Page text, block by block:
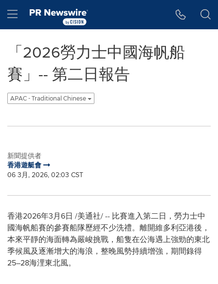
Hamburger menu
「2026勞力士中國海帆船
賽」-- 第二日報告
APAC - Traditional Chinese
新聞提供者
香港遊艇會
06 3月, 2026, 02:03 CST
香港2026年3月6日 /美通社/ -- 比賽進入第二日，勞力士中
國海帆船賽的參賽船隊歷經不少洗禮。離開維多利亞港後，
本來平靜的海面轉為嚴峻挑戰，船隻在公海遇上強勁的東北
季候風及逐漸增大的海浪，整晚風勢持續增強，期間錄得
25–28海浬東北風。